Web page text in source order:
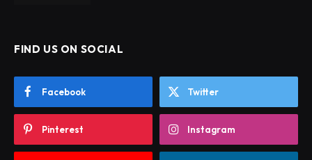
FIND US ON SOCIAL
Facebook Twitter
Pinterest Instagram